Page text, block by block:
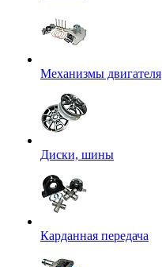
Механизмы двигателя
Диски, шины
Карданная передача